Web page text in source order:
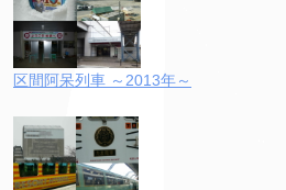
区間阿呆列車 ～2013年～